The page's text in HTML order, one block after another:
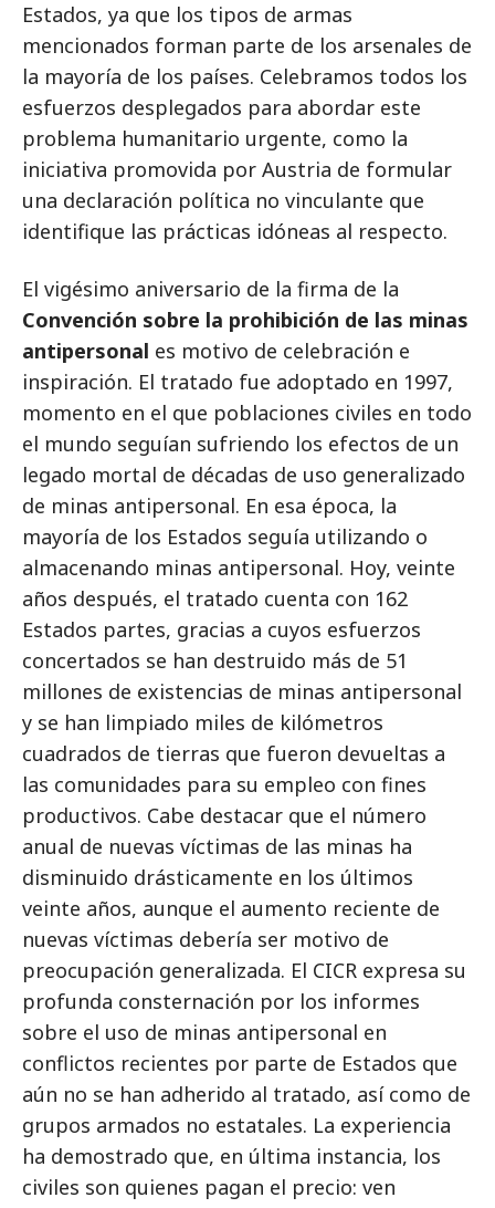
Estados, ya que los tipos de armas
mencionados forman parte de los arsenales de
la mayoría de los países. Celebramos todos los
esfuerzos desplegados para abordar este
problema humanitario urgente, como la
iniciativa promovida por Austria de formular
una declaración política no vinculante que
identifique las prácticas idóneas al respecto.
El vigésimo aniversario de la firma de la
Convención sobre la prohibición de las minas
antipersonal es motivo de celebración e
inspiración. El tratado fue adoptado en 1997,
momento en el que poblaciones civiles en todo
el mundo seguían sufriendo los efectos de un
legado mortal de décadas de uso generalizado
de minas antipersonal. En esa época, la
mayoría de los Estados seguía utilizando o
almacenando minas antipersonal. Hoy, veinte
años después, el tratado cuenta con 162
Estados partes, gracias a cuyos esfuerzos
concertados se han destruido más de 51
millones de existencias de minas antipersonal
y se han limpiado miles de kilómetros
cuadrados de tierras que fueron devueltas a
las comunidades para su empleo con fines
productivos. Cabe destacar que el número
anual de nuevas víctimas de las minas ha
disminuido drásticamente en los últimos
veinte años, aunque el aumento reciente de
nuevas víctimas debería ser motivo de
preocupación generalizada. El CICR expresa su
profunda consternación por los informes
sobre el uso de minas antipersonal en
conflictos recientes por parte de Estados que
aún no se han adherido al tratado, así como de
grupos armados no estatales. La experiencia
ha demostrado que, en última instancia, los
civiles son quienes pagan el precio: ven